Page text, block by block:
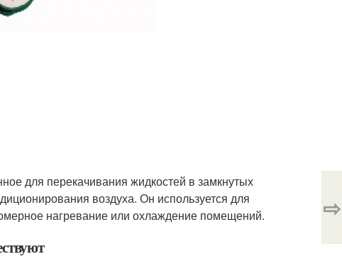
для перекачивания жидкостей в замкнутых
воздуха. Он используется для
нагревание или охлаждение помещений.
⇨